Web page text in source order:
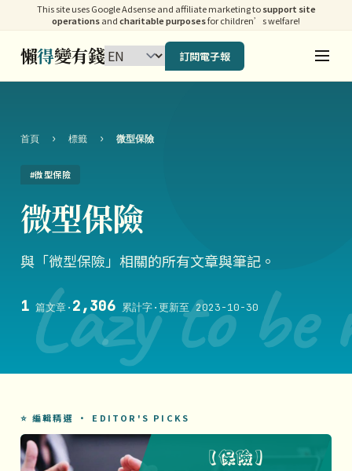
This site uses Google Adsense and affiliate marketing tosupport site
operationsandcharitable purposesfor children’s welfare!
懶得變有錢 訂閱電子報
Lazy to be
首頁 › 標籤 › 微型保險
#微型保險
微型保險
與「微型保險」相關的所有文章與筆記。
1篇文章· 2,306累計字·更新至 2023-10-30
⭐ 編輯精選 · EDITOR'S PICKS